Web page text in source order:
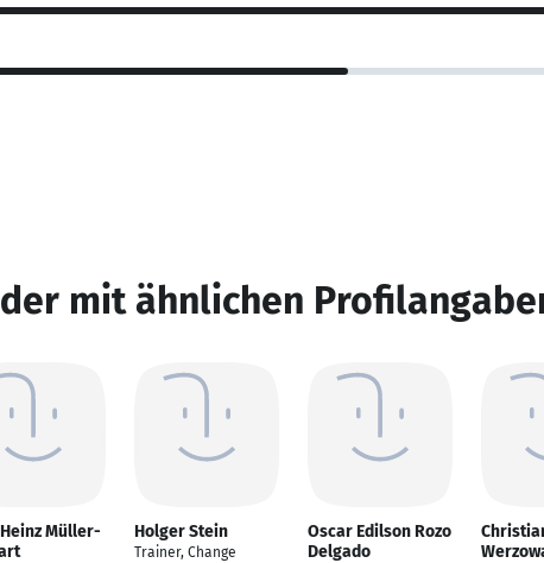
mit ähnlichen
Müller-
Holger Stein
Trainer, Change
Oscar Edilson Rozo
Delgado